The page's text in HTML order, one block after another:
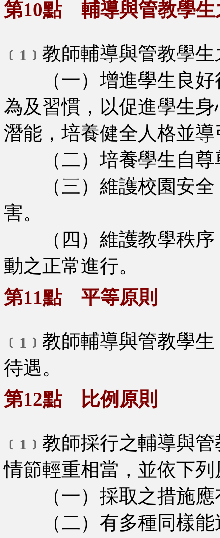
第10點 輔導與管教學生
﹝1﹞ 教師輔導與管教學
（一）增進學生良好
為及習慣，以促進學生
潛能，培養健全人格並
（二）培養學生自尊
（三）維護校園安全
害。
（四）維護教學秩序
動之正常進行。
第11點 平等原則
﹝1﹞ 教師輔導與管教學
待遇。
第12點 比例原則
﹝1﹞ 教師採行之輔導與
情節輕重相當，並依下
（一）採取之措施應
（二）有多種同樣能